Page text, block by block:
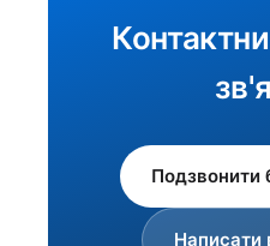
Подзвонити
Написати